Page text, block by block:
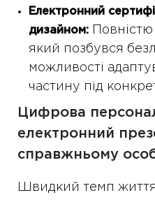
Електронний
дизайном:
який позбувся
можливості
частину під
Цифрова
електронний
справжньому
Швидкий темп